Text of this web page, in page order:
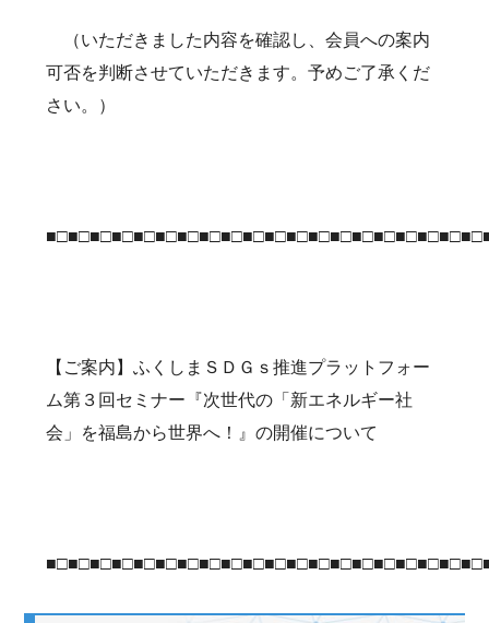
（いただきました内容を確認し、会員への案内
可否を判断させていただきます。予めご了承くだ
さい。）
【ご案内】ふくしまＳＤＧｓ推進プラットフォー
ム第３回セミナー『次世代の「新エネルギー社
会」を福島から世界へ！』の開催について